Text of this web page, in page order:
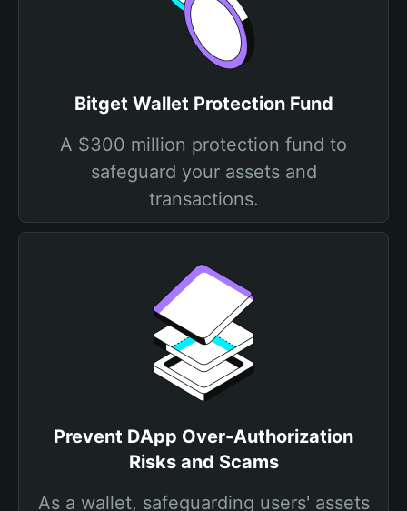
Bitget Wallet Protection Fund
A $300 million protection fund to
safeguard your assets and
transactions.
Prevent DApp Over-Authorization
Risks and Scams
As a wallet, safeguarding users' assets